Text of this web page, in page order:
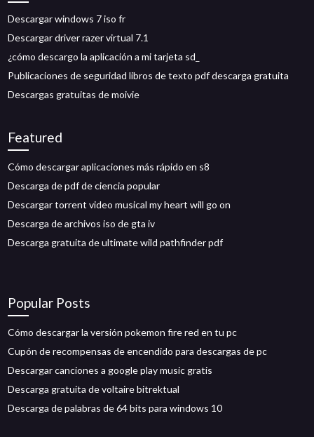
Descargar windows 7 iso fr
Descargar driver razer virtual 7.1
¿cómo descargo la aplicación a mi tarjeta sd_
Publicaciones de seguridad libros de texto pdf descarga gratuita
Descargas gratuitas de moivie
Featured
Cómo descargar aplicaciones más rápido en s8
Descarga de pdf de ciencia popular
Descargar torrent video musical my heart will go on
Descarga de archivos iso de gta iv
Descarga gratuita de ultimate wild pathfinder pdf
Popular Posts
Cómo descargar la versión pokemon fire red en tu pc
Cupón de recompensas de encendido para descargas de pc
Descargar canciones a google play music gratis
Descarga gratuita de voltaire bitrektual
Descarga de palabras de 64 bits para windows 10